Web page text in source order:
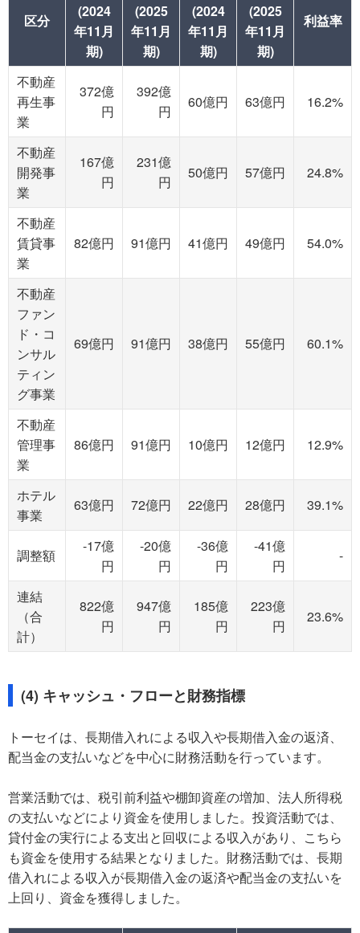
区分
(2024
年11月
期)
(2025
年11月
期)
(2024
年11月
期)
(2025
年11月
期)
利益率
不動産
再生事
業
372億
円
392億
円
60億円 63億円 16.2%
不動産
開発事
業
167億
円
231億
円
50億円 57億円 24.8%
不動産
賃貸事
業
82億円 91億円 41億円 49億円 54.0%
不動産
ファン
ド・コ
ンサル
ティン
グ事業
69億円 91億円 38億円 55億円 60.1%
不動産
管理事
業
86億円 91億円 10億円 12億円 12.9%
ホテル
事業
63億円 72億円 22億円 28億円 39.1%
調整額
-17億
円
-20億
円
-36億
円
-41億
円
-
連結
（合
計）
822億
円
947億
円
185億
円
223億
円
23.6%
(4) キャッシュ・フローと財務指標
トーセイは、長期借入れによる収入や長期借入金の返済、
配当金の支払いなどを中心に財務活動を行っています。
営業活動では、税引前利益や棚卸資産の増加、法人所得税
の支払いなどにより資金を使用しました。投資活動では、
貸付金の実行による支出と回収による収入があり、こちら
も資金を使用する結果となりました。財務活動では、長期
借入れによる収入が長期借入金の返済や配当金の支払いを
上回り、資金を獲得しました。